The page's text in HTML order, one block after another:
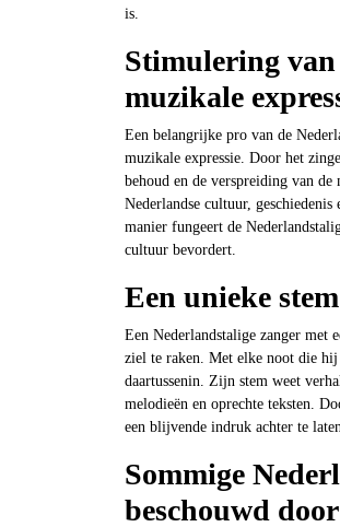
is.
Stimulering
muzikale
Een belangrijke pro van de
muzikale expressie. Door het
behoud en de verspreiding van de
Nederlandse cultuur,
manier fungeert de
cultuur bevordert.
Een unieke
Een Nederlandstalige zanger met
ziel te raken. Met elke noot die hij
daartussenin. Zijn stem weet
melodieën en oprechte teksten.
een blijvende indruk achter te
Sommige
beschouwd